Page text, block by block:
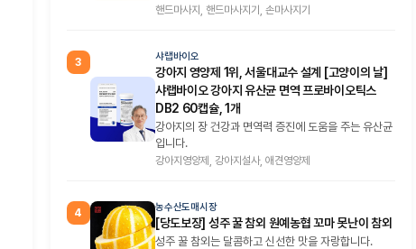
핸드마사지, 핸드마사지기, 손마사지기
3 샤랩바이오
강아지 영양제 1위, 서울대교수 설계 [고양이의 날]
샤랩바이오 강아지 유산균 면역 프로바이오틱스
DB2 60캡슐, 1개
강아지의 장 건강과 면역력 증진에 도움을 주는 유산균
입니다.
강아지영양제, 강아지설사, 애견영양제
4 농수산도매시장
[당도보장] 성주 꿀 참외 원예농협 꼬마 못난이 참외
성주 꿀 참외는 달콤하고 신선한 맛을 자랑합니다.